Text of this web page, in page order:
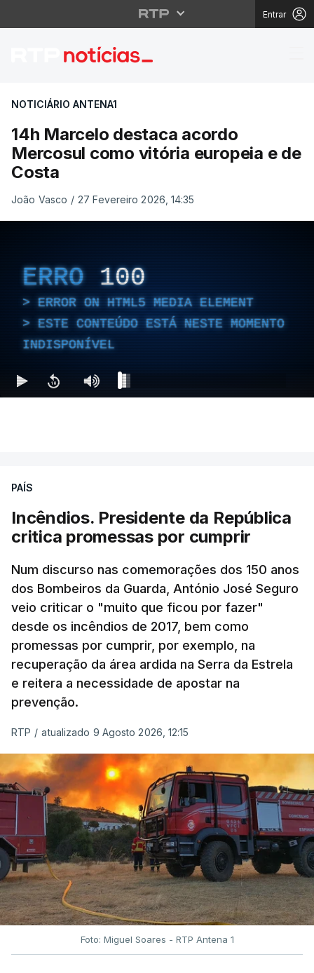
Entrar
14h Marcelo destaca
NOTICIÁRIO ANTENA1
14h Marcelo destaca acordo
Mercosul como vitória europeia e de
Costa
João Vasco / 27 Fevereiro 2026, 14:35
ERRO 100
ERROR ON HTML5 MEDIA ELEMENT
ESTE CONTEÚDO ESTÁ NESTE MOMENTO
INDISPONÍVEL
PAÍS
Incêndios. Presidente da República
critica promessas por cumprir
Num discurso nas comemorações dos 150 anos
dos Bombeiros da Guarda, António José Seguro
veio criticar o "muito que ficou por fazer"
desde os incêndios de 2017, bem como
promessas por cumprir, por exemplo, na
recuperação da área ardida na Serra da Estrela
e reitera a necessidade de apostar na
prevenção.
RTP / atualizado 9 Agosto 2026, 12:15
Foto: Miguel Soares - RTP Antena 1